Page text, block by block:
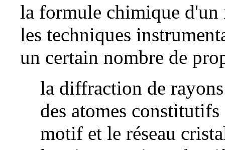
la formule chimique d'un
les techniques
un certain nombre de
la diffraction de
des atomes
motif et le réseau